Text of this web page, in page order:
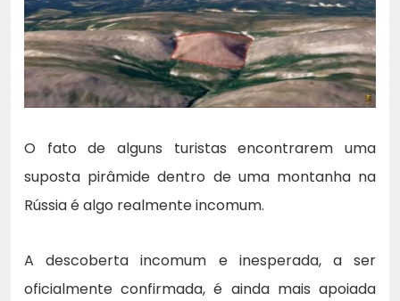
O fato de alguns turistas encontrarem uma
suposta pirâmide dentro de uma montanha na
Rússia é algo realmente incomum.
A descoberta incomum e inesperada, a ser
oficialmente confirmada, é ainda mais apoiada